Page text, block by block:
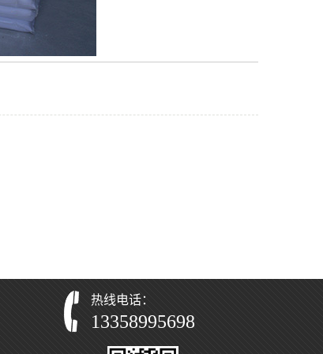
热线电话：
13358995698